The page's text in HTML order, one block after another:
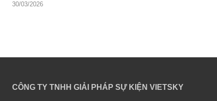
30/03/2026
CÔNG TY TNHH GIẢI PHÁP SỰ KIỆN VIETSKY